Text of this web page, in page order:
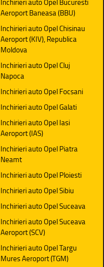
Aeroport Baneasa (BBU)
Inchirieri auto Opel Chisinau
Aeroport (KIV), Republica
Moldova
Inchirieri auto Opel Cluj
Napoca
Inchirieri auto Opel Focsani
Inchirieri auto Opel Galati
Inchirieri auto Opel Iasi
Aeroport (IAS)
Inchirieri auto Opel Piatra
Neamt
Inchirieri auto Opel Ploiesti
Inchirieri auto Opel Sibiu
Inchirieri auto Opel Suceava
Inchirieri auto Opel Suceava
Aeroport (SCV)
Inchirieri auto Opel Targu
Mures Aeroport (TGM)